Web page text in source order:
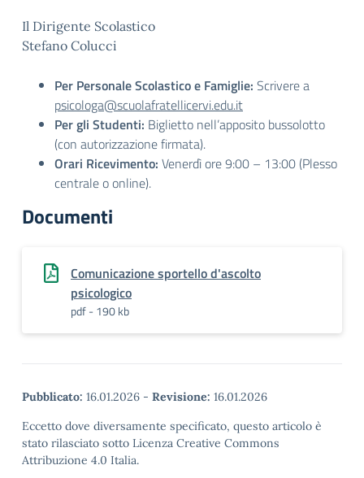
Il Dirigente Scolastico
Stefano Colucci
Per Personale Scolastico e Famiglie: Scrivere a
psicologa@scuolafratellicervi.edu.it
Per gli Studenti: Biglietto nell’apposito bussolotto
(con autorizzazione firmata).
Orari Ricevimento: Venerdì ore 9:00 – 13:00 (Plesso
centrale o online).
Documenti
Comunicazione sportello d'ascolto
psicologico
pdf - 190 kb
Pubblicato: 16.01.2026 - Revisione: 16.01.2026
Eccetto dove diversamente specificato, questo articolo è
stato rilasciato sotto Licenza Creative Commons
Attribuzione 4.0 Italia.